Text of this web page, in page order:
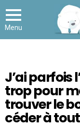
Menu
J’ai parfois
trop pour
trouver le
céder à